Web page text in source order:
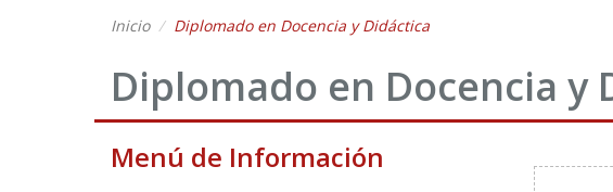
Inicio Diplomado en Docencia y Didáctica
Diplomado en Docencia y
Menú de Información